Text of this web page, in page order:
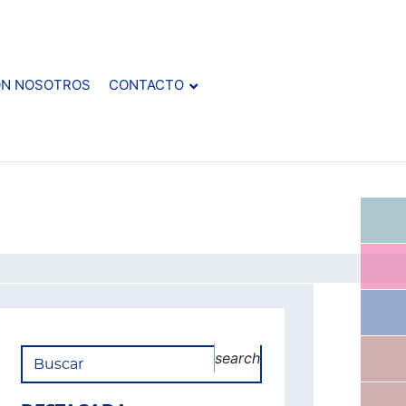
NOSOTROS CONTACTO
search